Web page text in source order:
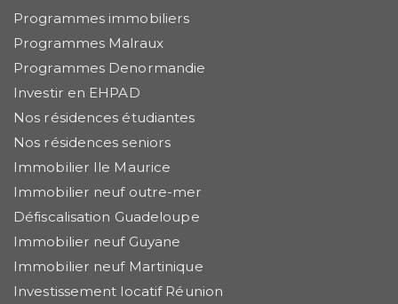
Programmes immobiliers
Programmes Malraux
Programmes Denormandie
Investir en EHPAD
Nos résidences étudiantes
Nos résidences seniors
Immobilier Ile Maurice
Immobilier neuf outre-mer
Défiscalisation Guadeloupe
Immobilier neuf Guyane
Immobilier neuf Martinique
Investissement locatif Réunion